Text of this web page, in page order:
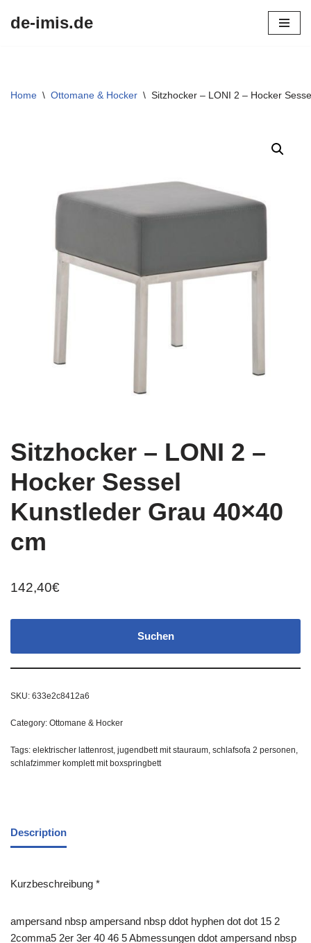
de-imis.de
Home \ Ottomane & Hocker \ Sitzhocker – LONI 2 – Hocker
Sitzhocker – LONI 2 –
Hocker Sessel
Kunstleder Grau 40×40
cm
142,40€
Suchen
SKU: 633e2c8412a6
Category: Ottomane & Hocker
Tags: elektrischer lattenrost, jugendbett mit stauraum, schlafsofa 2 personen,
schlafzimmer komplett mit boxspringbett
Description
Kurzbeschreibung *
ampersand nbsp ampersand nbsp ddot hyphen dot dot 15 2
2comma5 2er 3er 40 46 5 Abmessungen ddot ampersand nbsp